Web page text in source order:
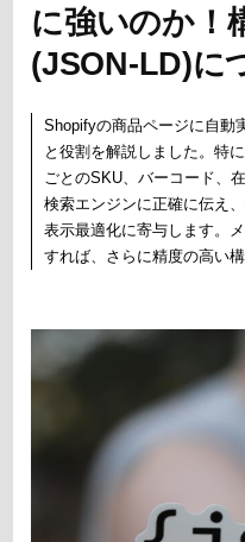
に強いのか！
(JSON-LD)に
Shopifyの商品ページに自動
と役割を解説しました。特
ごとのSKU、バーコード、
検索エンジンに正確に伝え
表示最適化に寄与します。
すれば、さらに精度の高い